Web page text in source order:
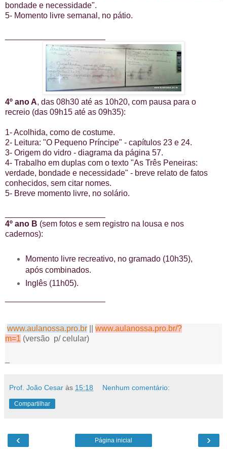
bondade e necessidade".
5- Momento livre semanal, no pátio.
4º ano A, das 08h30 até as 10h20, com pausa para o
recreio (das 09h15 até as 09h35):
1- Acolhida, como de costume.
2- Leitura: "O Pequeno Príncipe" - capítulos 23 e 24.
3- Origem do vidro - diagrama da página 57.
4- Trabalho em duplas com o texto "As Três Peneiras:
verdade, bondade e necessidade" - breve relato de fatos
conhecidos, sem citar nomes.
5- Breve momento livre, no solário.
4º ano B (sem fotos e sem registro na lousa e nos
cadernos):
Momento livre recreativo, no gramado (10h35),
após combinados.
Inglês (11h05).
www.aulanossa.pro.br
www.aulanossa.pro.br/?
m=1 (versão p/ celular)
Prof. João Cesar às 15:18 Nenhum comentário:
Compartilhar
‹ ›
Página inicial